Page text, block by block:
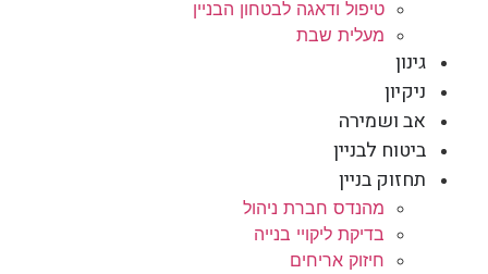
טיפול ודאגה לבטחון הבניין
מעלית שבת
גינון
ניקיון
אב ושמירה
ביטוח לבניין
תחזוק בניין
מהנדס חברת ניהול
בדיקת ליקויי בנייה
חיזוק אריחים